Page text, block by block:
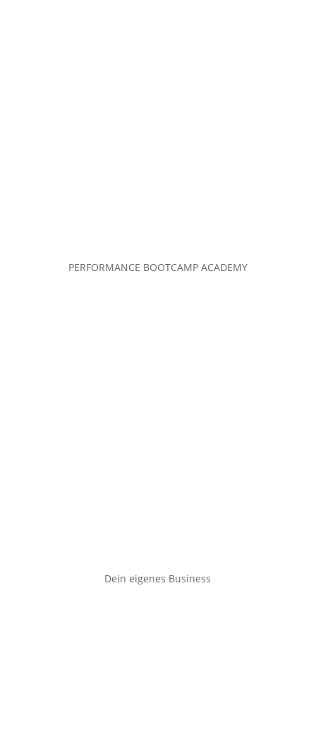
PERFORMANCE BOOTCAMP ACADEMY
Dein eigenes Business